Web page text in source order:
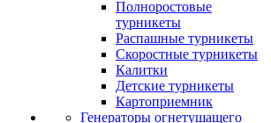
Полноростовые
турникеты
Распашные турникеты
Скоростные турникеты
Калитки
Детские турникеты
Картоприемник
Генераторы огнетушащего